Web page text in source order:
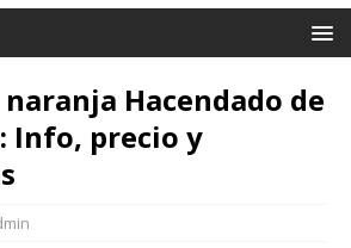
Hacendado de
Info, precio y